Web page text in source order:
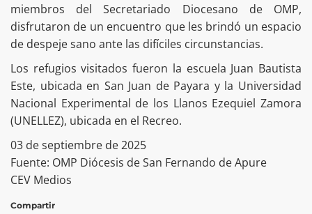
miembros del Secretariado Diocesano de OMP,
disfrutaron de un encuentro que les brindó un espacio
de despeje sano ante las difíciles circunstancias.
Los refugios visitados fueron la escuela Juan Bautista
Este, ubicada en San Juan de Payara y la Universidad
Nacional Experimental de los Llanos Ezequiel Zamora
(UNELLEZ), ubicada en el Recreo.
03 de septiembre de 2025
Fuente: OMP Diócesis de San Fernando de Apure
CEV Medios
Compartir